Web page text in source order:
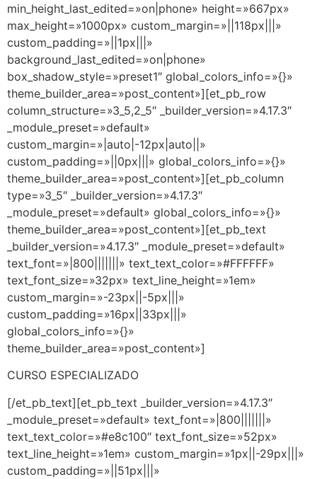
min_height_last_edited=»on|phone» height=»667px»
max_height=»1000px» custom_margin=»||118px|||»
custom_padding=»||1px|||»
background_last_edited=»on|phone»
box_shadow_style=»preset1″ global_colors_info=»{}»
theme_builder_area=»post_content»][et_pb_row
column_structure=»3_5,2_5″ _builder_version=»4.17.3″
_module_preset=»default»
custom_margin=»|auto|-12px|auto||»
custom_padding=»||0px|||» global_colors_info=»{}»
theme_builder_area=»post_content»][et_pb_column
type=»3_5″ _builder_version=»4.17.3″
_module_preset=»default» global_colors_info=»{}»
theme_builder_area=»post_content»][et_pb_text
_builder_version=»4.17.3″ _module_preset=»default»
text_font=»|800|||||||» text_text_color=»#FFFFFF»
text_font_size=»32px» text_line_height=»1em»
custom_margin=»-23px||-5px|||»
custom_padding=»16px||33px|||»
global_colors_info=»{}»
theme_builder_area=»post_content»]
CURSO ESPECIALIZADO
[/et_pb_text][et_pb_text _builder_version=»4.17.3″
_module_preset=»default» text_font=»|800|||||||»
text_text_color=»#e8c100″ text_font_size=»52px»
text_line_height=»1em» custom_margin=»1px||-29px|||»
custom_padding=»||51px|||»